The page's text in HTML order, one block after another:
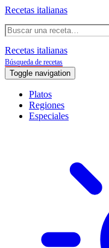
Recetas italianas
Recetas italianas
Búsqueda de recetas
Toggle navigation
Platos
Regiones
Especiales